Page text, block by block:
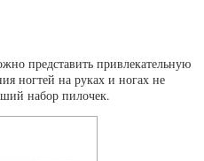
представить привлекательную
ногтей на руках и ногах не
набор пилочек.